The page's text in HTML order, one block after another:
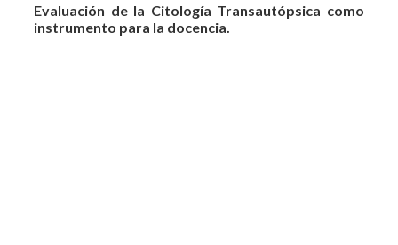
Evaluación de la Citología Transautópsica como
instrumento para la docencia.